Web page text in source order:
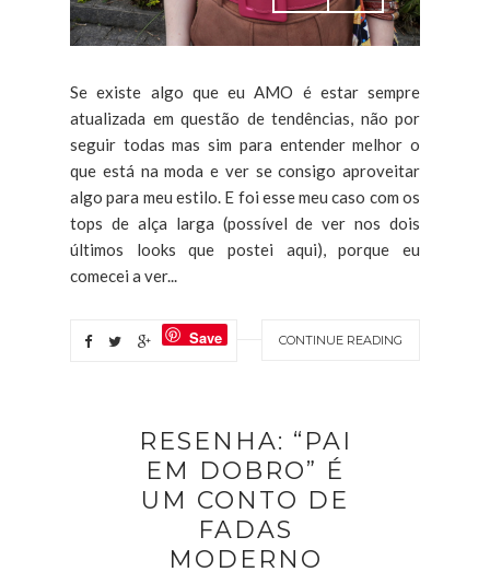
Se existe algo que eu AMO é estar sempre
atualizada em questão de tendências, não por
seguir todas mas sim para entender melhor o
que está na moda e ver se consigo aproveitar
algo para meu estilo. E foi esse meu caso com os
tops de alça larga (possível de ver nos dois
últimos looks que postei aqui), porque eu
comecei a ver...
CONTINUE READING
Save
RESENHA: “PAI
EM DOBRO” É
UM CONTO DE
FADAS
MODERNO